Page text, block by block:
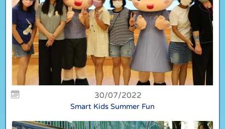
30/07/2022
Smart Kids Summer Fun